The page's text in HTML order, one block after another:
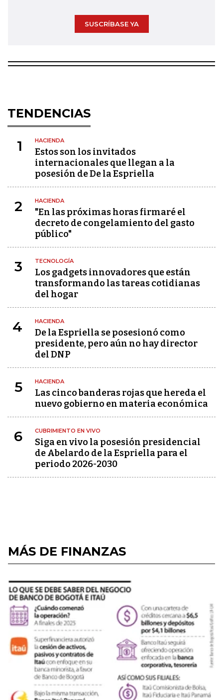
SUSCRÍBASE YA
TENDENCIAS
1 HACIENDA
Estos son los invitados
internacionales que llegan a la
posesión de De la Espriella
2 HACIENDA
"En las próximas horas firmaré el
decreto de congelamiento del gasto
público"
3 TECNOLOGÍA
Los gadgets innovadores que están
transformando las tareas cotidianas
del hogar
4 HACIENDA
De la Espriella se posesionó como
presidente, pero aún no hay director
del DNP
5 HACIENDA
Las cinco banderas rojas que hereda el
nuevo gobierno en materia económica
6 CUBRIMIENTO EN VIVO
Siga en vivo la posesión presidencial
de Abelardo de la Espriella para el
periodo 2026-2030
MÁS DE FINANZAS